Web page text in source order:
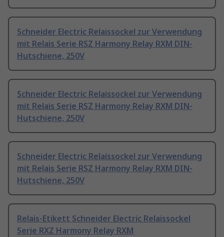
Schneider Electric Relaissockel zur Verwendung
mit Relais Serie RSZ Harmony Relay RXM DIN-
Hutschiene, 250V
Schneider Electric Relaissockel zur Verwendung
mit Relais Serie RSZ Harmony Relay RXM DIN-
Hutschiene, 250V
Schneider Electric Relaissockel zur Verwendung
mit Relais Serie RSZ Harmony Relay RXM DIN-
Hutschiene, 250V
Relais-Etikett Schneider Electric Relaissockel
Serie RXZ Harmony Relay RXM